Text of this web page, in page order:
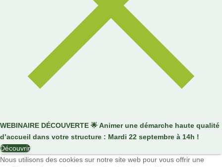
WEBINAIRE DÉCOUVERTE 🌟Animer une démarche haute qualité
d’accueil dans votre structure : Mardi 22 septembre à 14h !
Découvrir
Nous utilisons des cookies sur notre site web pour vous offrir une